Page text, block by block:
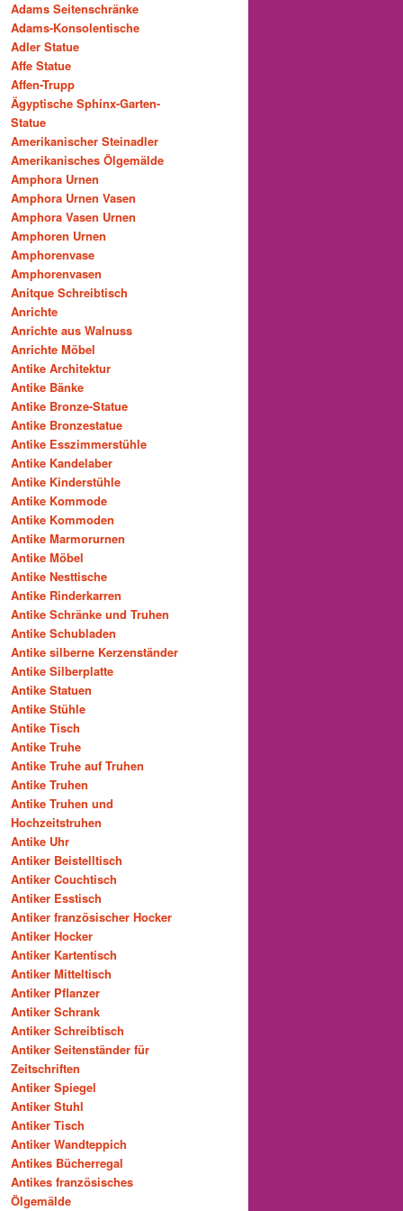
Adams Seitenschränke
Adams-Konsolentische
Adler Statue
Affe Statue
Affen-Trupp
Ägyptische Sphinx-Garten-
Statue
Amerikanischer Steinadler
Amerikanisches Ölgemälde
Amphora Urnen
Amphora Urnen Vasen
Amphora Vasen Urnen
Amphoren Urnen
Amphorenvase
Amphorenvasen
Anitque Schreibtisch
Anrichte
Anrichte aus Walnuss
Anrichte Möbel
Antike Architektur
Antike Bänke
Antike Bronze-Statue
Antike Bronzestatue
Antike Esszimmerstühle
Antike Kandelaber
Antike Kinderstühle
Antike Kommode
Antike Kommoden
Antike Marmorurnen
Antike Möbel
Antike Nesttische
Antike Rinderkarren
Antike Schränke und Truhen
Antike Schubladen
Antike silberne Kerzenständer
Antike Silberplatte
Antike Statuen
Antike Stühle
Antike Tisch
Antike Truhe
Antike Truhe auf Truhen
Antike Truhen
Antike Truhen und
Hochzeitstruhen
Antike Uhr
Antiker Beistelltisch
Antiker Couchtisch
Antiker Esstisch
Antiker französischer Hocker
Antiker Hocker
Antiker Kartentisch
Antiker Mitteltisch
Antiker Pflanzer
Antiker Schrank
Antiker Schreibtisch
Antiker Seitenständer für
Zeitschriften
Antiker Spiegel
Antiker Stuhl
Antiker Tisch
Antiker Wandteppich
Antikes Bücherregal
Antikes französisches
Ölgemälde